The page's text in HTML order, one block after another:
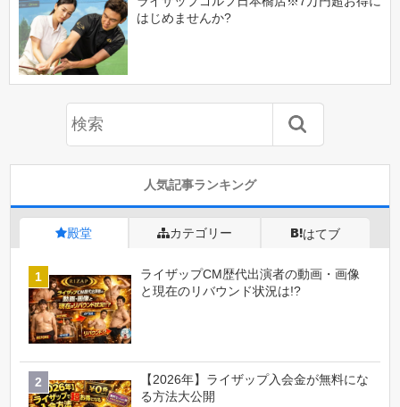
はじめませんか?
人気記事ランキング
殿堂 カテゴリー はてブ
ライザップCM歴代出演者の動画・画像
と現在のリバウンド状況は!?
【2026年】ライザップ入会金が無料にな
る方法大公開